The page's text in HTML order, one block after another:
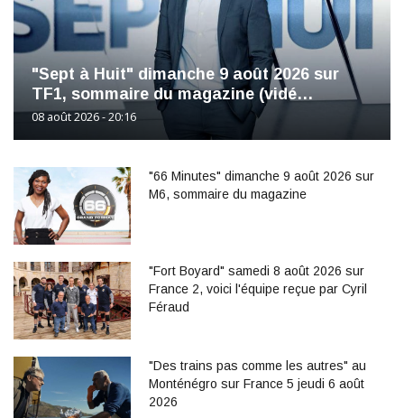
"Sept à Huit" dimanche 9 août 2026 sur
TF1, sommaire du magazine (vidé…
08 août 2026 - 20:16
"66 Minutes" dimanche 9 août 2026 sur
M6, sommaire du magazine
"Fort Boyard" samedi 8 août 2026 sur
France 2, voici l'équipe reçue par Cyril
Féraud
"Des trains pas comme les autres" au
Monténégro sur France 5 jeudi 6 août
2026